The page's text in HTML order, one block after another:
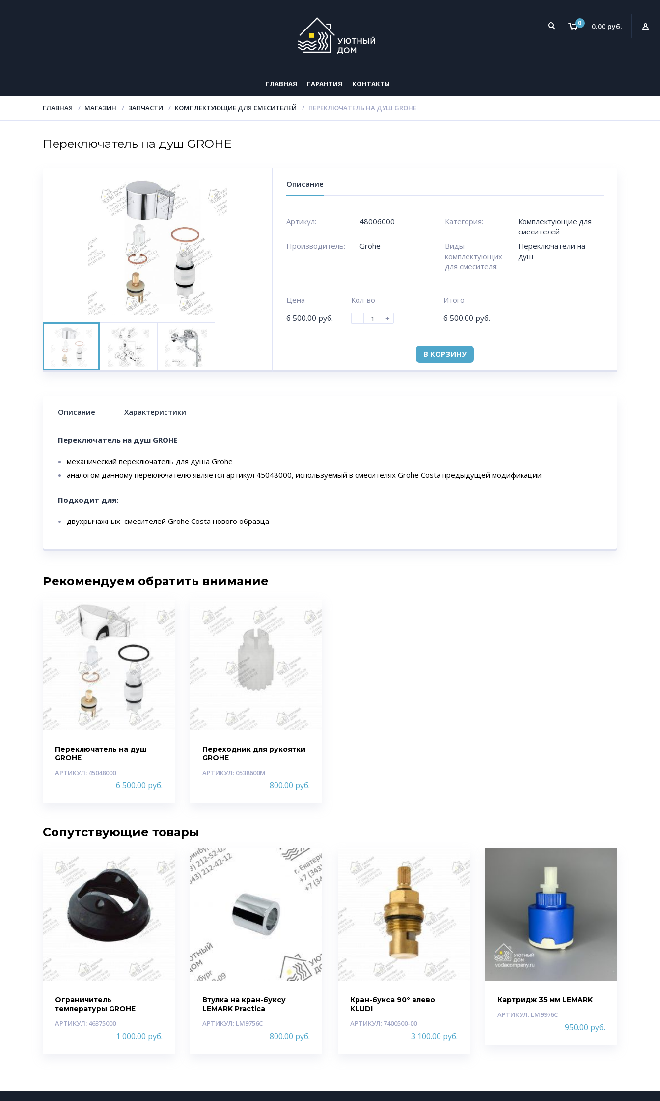
0 0.00 руб.
ГЛАВНАЯ ГАРАНТИЯ КОНТАКТЫ
ГЛАВНАЯ МАГАЗИН ЗАПЧАСТИ КОМПЛЕКТУЮЩИЕ ДЛЯ СМЕСИТЕЛЕЙ ПЕРЕКЛЮЧАТЕЛЬ НА ДУШ GROHE
Переключатель на душ GROHE
Описание
Артикул: 48006000 Категория:
Комплектующие для
смесителей
Производитель:
Grohe
Виды
комплектующих
для смесителя:
Переключатели на
душ
Цена
6 500.00 руб.
Кол-во
-
+
Итого
6 500.00 руб.
В КОРЗИНУ
Описание Характеристики
Переключатель на душ GROHE
механический переключатель для душа Grohe
аналогом данному переключателю является артикул 45048000, используемый в смесителях Grohe Costa предыдущей модификации
Подходит для:
двухрычажных смесителей Grohe Costa нового образца
Рекомендуем обратить внимание
Переключатель на душ
GROHE
АРТИКУЛ: 45048000
6 500.00 руб.
Переходник для рукоятки
GROHE
АРТИКУЛ: 0538600M
800.00 руб.
Сопутствующие товары
Ограничитель
температуры GROHE
АРТИКУЛ: 46375000
1 000.00 руб.
Втулка на кран-буксу
LEMARK Practica
АРТИКУЛ: LM9756C
800.00 руб.
Кран-букса 90° влево
KLUDI
АРТИКУЛ: 7400500-00
3 100.00 руб.
Картридж 35 мм LEMARK
АРТИКУЛ: LM9976C
950.00 руб.